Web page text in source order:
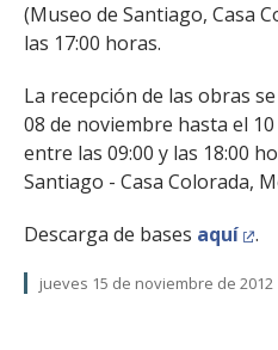
(Museo de Santiago, Casa
las 17:00 horas.
La recepción de las obras
08 de noviembre hasta el
entre las 09:00 y las 18:00
Santiago - Casa Colorada,
Descarga de bases aquí .
jueves 15 de noviembre de 2012